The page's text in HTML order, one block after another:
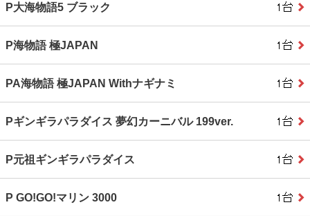
P大海物語5 ブラック
P海物語 極JAPAN
PA海物語 極JAPAN Withナギナミ
Pギンギラパラダイス 夢幻カーニバル 199ver.
P元祖ギンギラパラダイス
P GO!GO!マリン 3000